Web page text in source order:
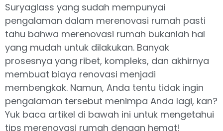
Suryaglass yang sudah mempunyai
pengalaman dalam merenovasi rumah pasti
tahu bahwa merenovasi rumah bukanlah hal
yang mudah untuk dilakukan. Banyak
prosesnya yang ribet, kompleks, dan akhirnya
membuat biaya renovasi menjadi
membengkak. Namun, Anda tentu tidak ingin
pengalaman tersebut menimpa Anda lagi, kan?
Yuk baca artikel di bawah ini untuk mengetahui
tips merenovasi rumah dengan hemat!